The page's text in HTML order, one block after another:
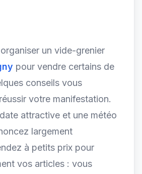
un vide-grenier
pour vendre certains de
conseils vous
votre manifestation.
attractive et une météo
largement
à petits prix pour
vos articles : vous